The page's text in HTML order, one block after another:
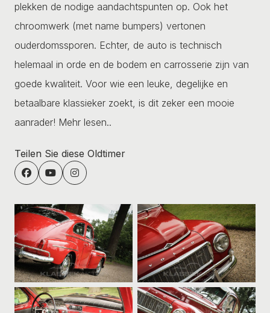
plekken de nodige aandachtspunten op. Ook het
chroomwerk (met name bumpers) vertonen
ouderdomssporen. Echter, de auto is technisch
helemaal in orde en de bodem en carrosserie zijn van
goede kwaliteit. Voor wie een leuke, degelijke en
betaalbare klassieker zoekt, is dit zeker een mooie
aanrader! Mehr lesen..
Teilen Sie diese Oldtimer